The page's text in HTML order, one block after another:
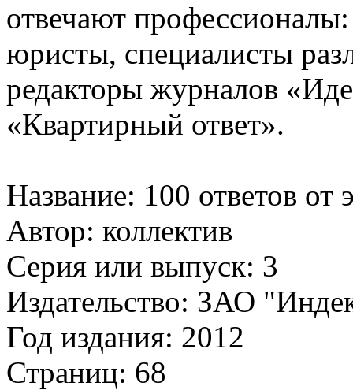
отвечают
юристы, специалисты
редакторы журналов
«Квартирный ответ».
Название: 100 ответов
Автор: коллектив
Серия или выпуск: 3
Издательство: ЗАО
Год издания: 2012
Страниц: 68